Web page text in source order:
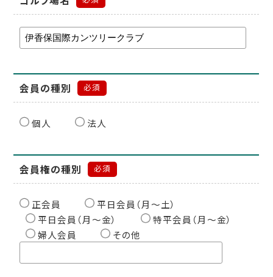
会員の種別 必須
個人 法人
会員権の種別 必須
正会員
平日会員（月〜土）
平日会員（月〜金）
特平会員（月〜金）
婦人会員
その他